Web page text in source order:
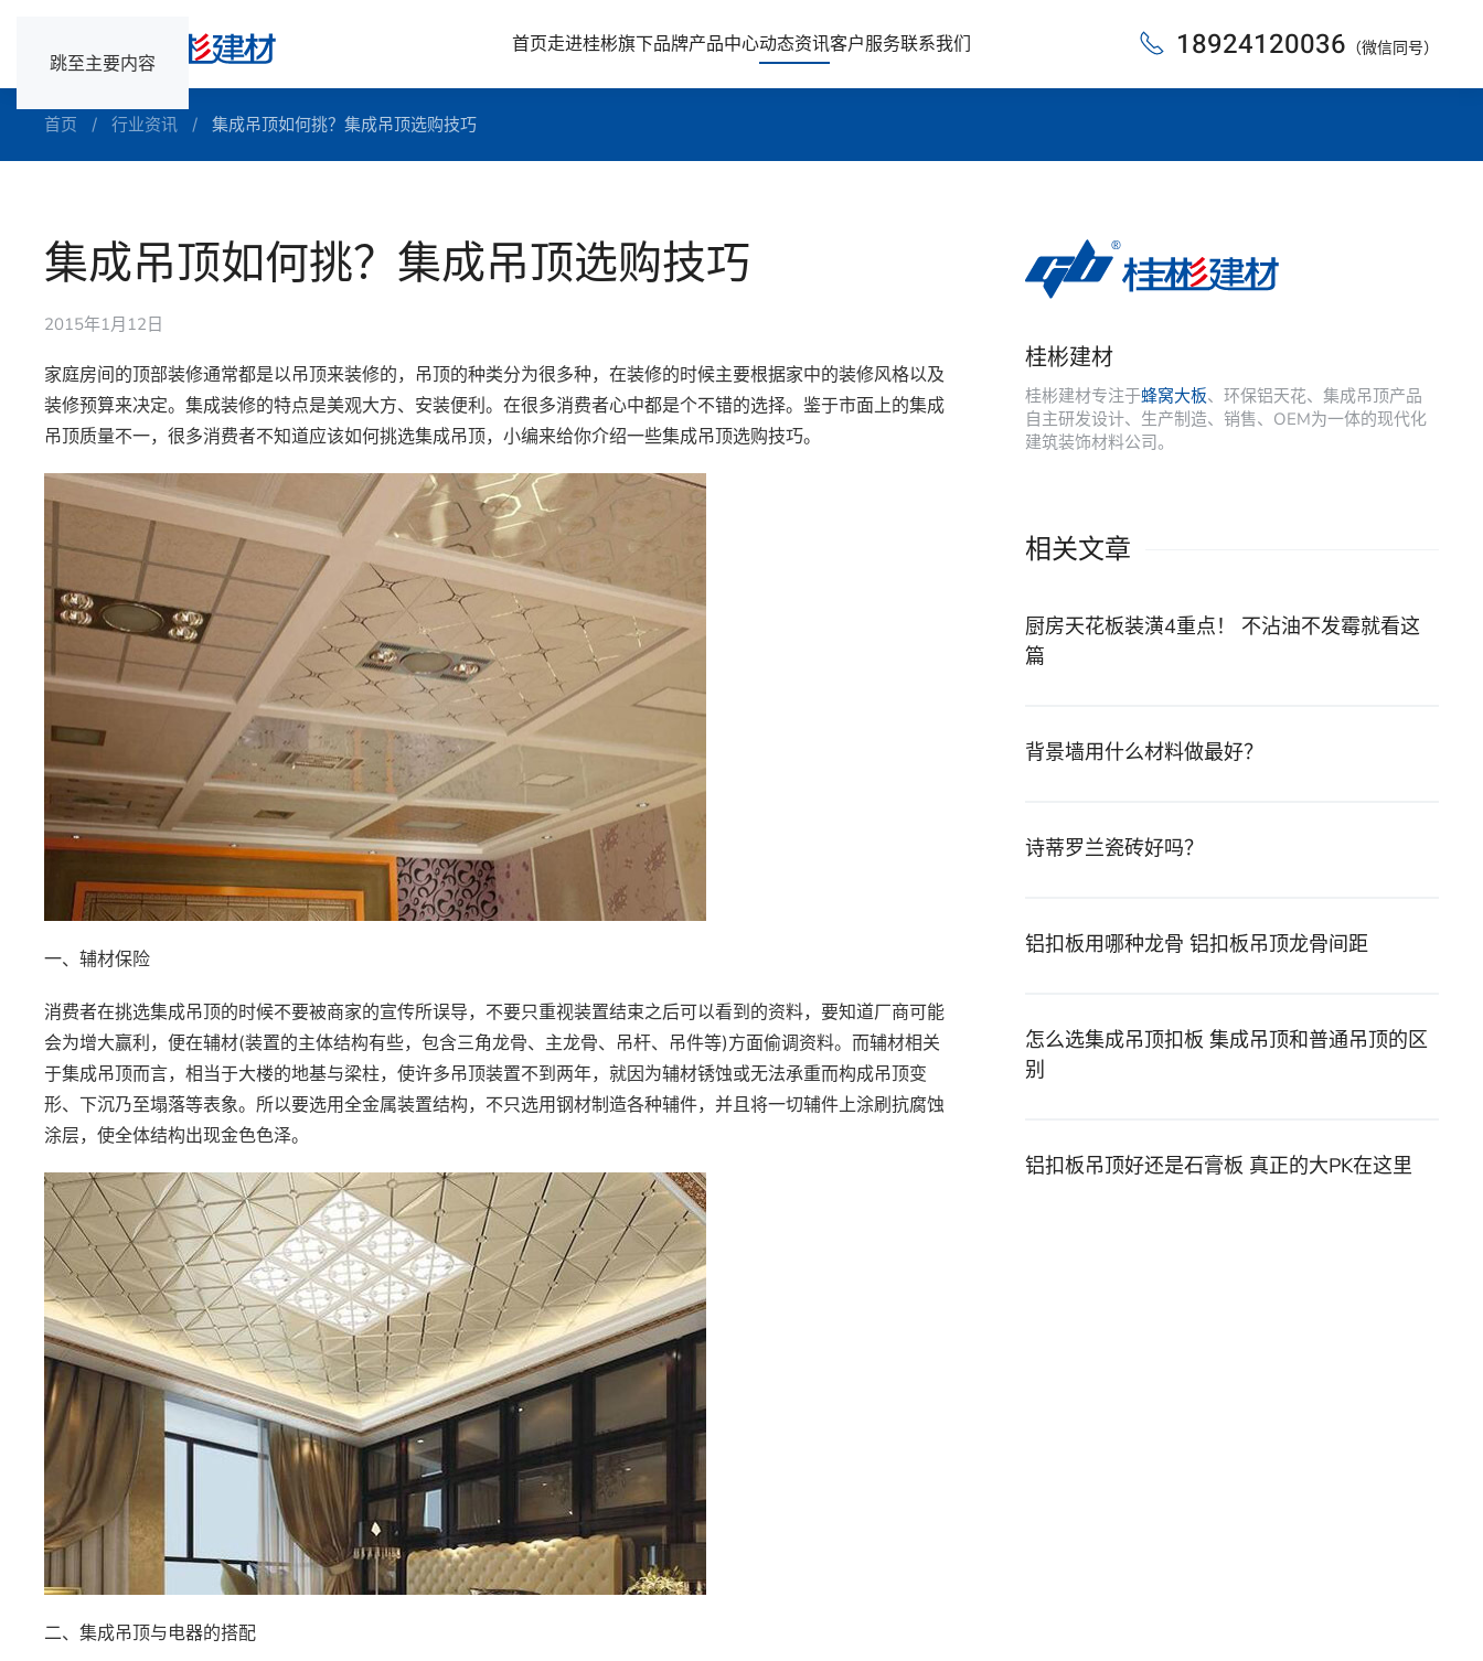
跳至主要内容
首页走进桂彬旗下品牌产品中心动态资讯客户服务联系我们 18924120036 （微信同号）
首页 行业资讯 集成吊顶如何挑？集成吊顶选购技巧
集成吊顶如何挑？集成吊顶选购技巧
2015年1月12日
家庭房间的顶部装修通常都是以吊顶来装修的，吊顶的种类分为很多种，在装修的时候主要根据家中的装修风格以及
装修预算来决定。集成装修的特点是美观大方、安装便利。在很多消费者心中都是个不错的选择。鉴于市面上的集成
吊顶质量不一，很多消费者不知道应该如何挑选集成吊顶，小编来给你介绍一些集成吊顶选购技巧。
一、辅材保险
消费者在挑选集成吊顶的时候不要被商家的宣传所误导，不要只重视装置结束之后可以看到的资料，要知道厂商可能
会为增大赢利，便在辅材(装置的主体结构有些，包含三角龙骨、主龙骨、吊杆、吊件等)方面偷调资料。而辅材相关
于集成吊顶而言，相当于大楼的地基与梁柱，使许多吊顶装置不到两年，就因为辅材锈蚀或无法承重而构成吊顶变
形、下沉乃至塌落等表象。所以要选用全金属装置结构，不只选用钢材制造各种辅件，并且将一切辅件上涂刷抗腐蚀
涂层，使全体结构出现金色色泽。
二、集成吊顶与电器的搭配
桂彬建材
桂彬建材专注于蜂窝大板、环保铝天花、集成吊顶产品
自主研发设计、生产制造、销售、OEM为一体的现代化
建筑装饰材料公司。
相关文章
厨房天花板装潢4重点！ 不沾油不发霉就看这
篇
背景墙用什么材料做最好？
诗蒂罗兰瓷砖好吗？
铝扣板用哪种龙骨 铝扣板吊顶龙骨间距
怎么选集成吊顶扣板 集成吊顶和普通吊顶的区
别
铝扣板吊顶好还是石膏板 真正的大PK在这里